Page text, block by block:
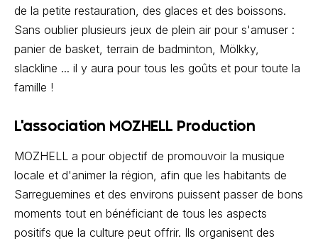
de la petite restauration, des glaces et des boissons.
Sans oublier plusieurs jeux de plein air pour s'amuser :
panier de basket, terrain de badminton, Mölkky,
slackline ... il y aura pour tous les goûts et pour toute la
famille !
L'association MOZHELL Production
MOZHELL a pour objectif de promouvoir la musique
locale et d'animer la région, afin que les habitants de
Sarreguemines et des environs puissent passer de bons
moments tout en bénéficiant de tous les aspects
positifs que la culture peut offrir. Ils organisent des